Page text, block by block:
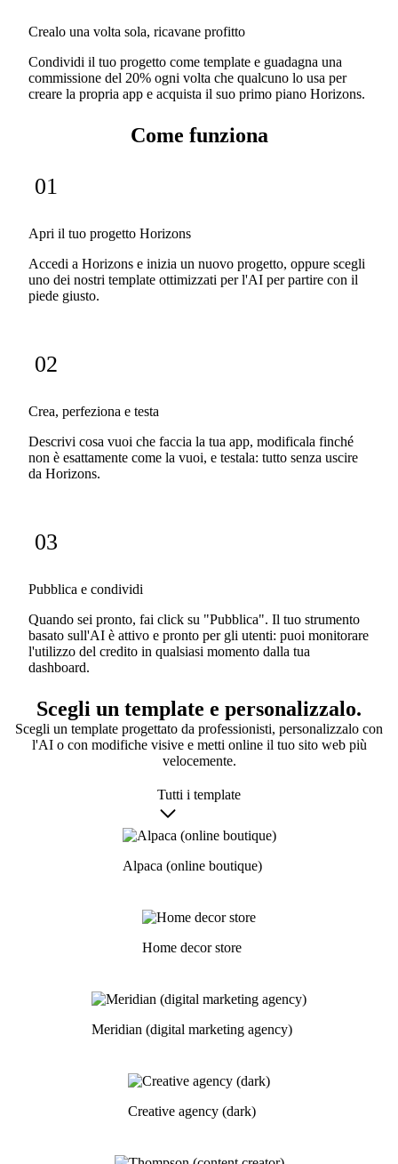
Crealo una volta sola, ricavane profitto
Condividi il tuo progetto come template e guadagna una
commissione del 20% ogni volta che qualcuno lo usa per
creare la propria app e acquista il suo primo piano Horizons.
Come funziona
01
Apri il tuo progetto Horizons
Accedi a Horizons e inizia un nuovo progetto, oppure scegli
uno dei nostri template ottimizzati per l'AI per partire con il
piede giusto.
02
Crea, perfeziona e testa
Descrivi cosa vuoi che faccia la tua app, modificala finché
non è esattamente come la vuoi, e testala: tutto senza uscire
da Horizons.
03
Pubblica e condividi
Quando sei pronto, fai click su "Pubblica". Il tuo strumento
basato sull'AI è attivo e pronto per gli utenti: puoi monitorare
l'utilizzo del credito in qualsiasi momento dalla tua
dashboard.
Scegli un template e personalizzalo.
Scegli un template progettato da professionisti, personalizzalo con
l'AI o con modifiche visive e metti online il tuo sito web più
velocemente.
Tutti i template
Alpaca (online boutique)
Home decor store
Meridian (digital marketing agency)
Creative agency (dark)